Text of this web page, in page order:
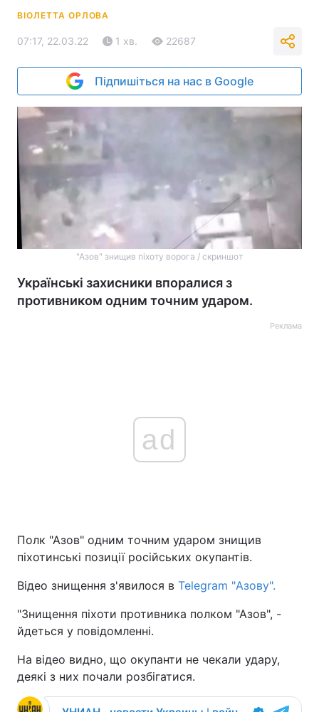
ВІОЛЕТТА ОРЛОВА
07:17, 22.03.22 1 хв. 22687
Підпишіться на нас в Google
"Азов" знищив піхоту ворога / скриншот
Українські захисники впоралися з
противником одним точним ударом.
Реклама
ad
Полк "Азов" одним точним ударом знищив
піхотинські позиції російських окупантів.
Відео знищення з'явилося в Telegram "Азову".
"Знищення піхоти противника полком "Азов", -
йдеться у повідомленні.
На відео видно, що окупанти не чекали удару,
деякі з них почали розбігатися.